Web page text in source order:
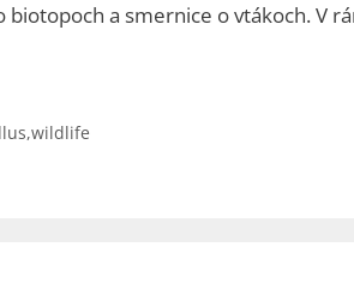
a smernice o vtákoch. V
,wildlife